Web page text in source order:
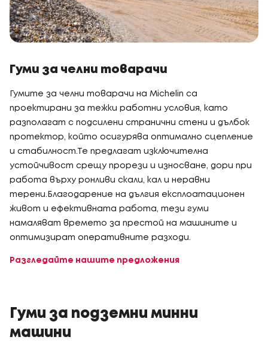
Гуми за челни товарачи
Гумите за челни товарачи на Michelin са
проектирани за тежки работни условия, като
разполагат с подсилени странични стени и дълбок
протектор, който осигурява оптимално сцепление
и стабилност.Те предлагат изключителна
устойчивост срещу прорези и износване, дори при
работа върху ронливи скали, кал и неравни
терени.Благодарение на дългия експлоатационен
живот и ефективната работа, тези гуми
намаляват времето за престой на машините и
оптимизират оперативните разходи.
Разгледайте нашите предложения
Гуми за подземни минни
машини